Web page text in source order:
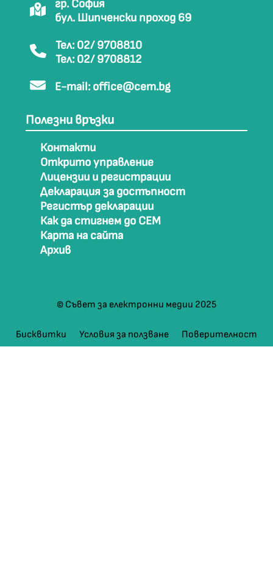
гр. София
бул. Шипченски проход 69
Тел: 02/ 9708810
Тел: 02/ 9708812
E-mail: office@cem.bg
Полезни връзки
Контакти
Открито управление
Лицензии и регистрации
Декларация за достъпност
Регистър декларации
Как да стигнем до СЕМ
Карта на сайта
Архив
© Съвет за електронни медии 2025
Бисквитки Условия за ползване Поверителност